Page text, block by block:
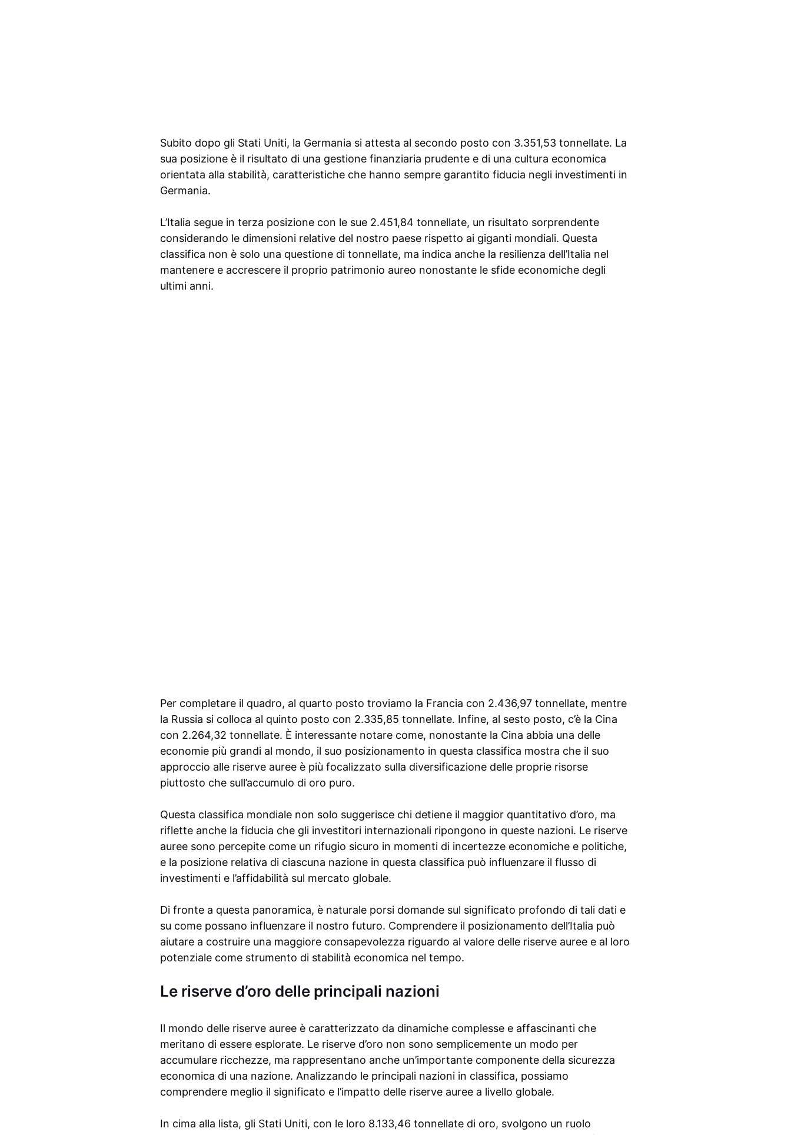
Subito dopo gli Stati Uniti, la Germania si attesta al secondo posto con 3.351,53 tonnellate. La
sua posizione è il risultato di una gestione finanziaria prudente e di una cultura economica
orientata alla stabilità, caratteristiche che hanno sempre garantito fiducia negli investimenti in
Germania.
L’Italia segue in terza posizione con le sue 2.451,84 tonnellate, un risultato sorprendente
considerando le dimensioni relative del nostro paese rispetto ai giganti mondiali. Questa
classifica non è solo una questione di tonnellate, ma indica anche la resilienza dell’Italia nel
mantenere e accrescere il proprio patrimonio aureo nonostante le sfide economiche degli
ultimi anni.
Per completare il quadro, al quarto posto troviamo la Francia con 2.436,97 tonnellate, mentre
la Russia si colloca al quinto posto con 2.335,85 tonnellate. Infine, al sesto posto, c’è la Cina
con 2.264,32 tonnellate. È interessante notare come, nonostante la Cina abbia una delle
economie più grandi al mondo, il suo posizionamento in questa classifica mostra che il suo
approccio alle riserve auree è più focalizzato sulla diversificazione delle proprie risorse
piuttosto che sull’accumulo di oro puro.
Questa classifica mondiale non solo suggerisce chi detiene il maggior quantitativo d’oro, ma
riflette anche la fiducia che gli investitori internazionali ripongono in queste nazioni. Le riserve
auree sono percepite come un rifugio sicuro in momenti di incertezze economiche e politiche,
e la posizione relativa di ciascuna nazione in questa classifica può influenzare il flusso di
investimenti e l’affidabilità sul mercato globale.
Di fronte a questa panoramica, è naturale porsi domande sul significato profondo di tali dati e
su come possano influenzare il nostro futuro. Comprendere il posizionamento dell’Italia può
aiutare a costruire una maggiore consapevolezza riguardo al valore delle riserve auree e al loro
potenziale come strumento di stabilità economica nel tempo.
Le riserve d’oro delle principali nazioni
Il mondo delle riserve auree è caratterizzato da dinamiche complesse e affascinanti che
meritano di essere esplorate. Le riserve d’oro non sono semplicemente un modo per
accumulare ricchezze, ma rappresentano anche un’importante componente della sicurezza
economica di una nazione. Analizzando le principali nazioni in classifica, possiamo
comprendere meglio il significato e l’impatto delle riserve auree a livello globale.
In cima alla lista, gli Stati Uniti, con le loro 8.133,46 tonnellate di oro, svolgono un ruolo